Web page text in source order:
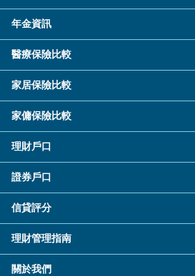
八達通自動增值信用卡
機場貴賓室信用卡
網上購物信用卡
餐飲回贈信用卡
低門檻/學生信用卡
銀聯信用卡
電子錢包信用卡
尊尚信用卡
熱門貸款
私人分期貸款
稅務貸款
財務公司貸款
結餘轉戶
汽車貸款
循環貸款/私人透支
中小企貸款
銀行貸款
小額貸款
新冠肺炎旅遊保險
日本旅遊保險及資訊
旅遊保險公司
旅遊保險指南
旅遊保險資料資源
汽車保險
電動車保險2026
年金資訊
年金資訊
醫療保險比較
自願醫保計劃
家居保險比較
家居保險
家傭保險比較
家傭保險
理財戶口
銀行戶口
定期存款
電子錢包
證券戶口
熱門投資戶口
港股證券戶口
新股認購服務
信貸評分
信貸評分指南
理財管理指南
BLOG
關於我們